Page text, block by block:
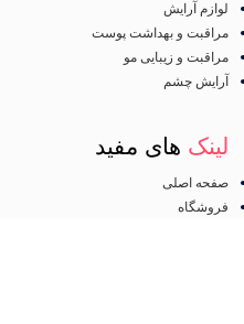
لوازم آرایش
مراقبت و بهداشت پوست
مراقبت و زیبایی مو
آرایش چشم
لینک های مفید
صفحه اصلی
فروشگاه